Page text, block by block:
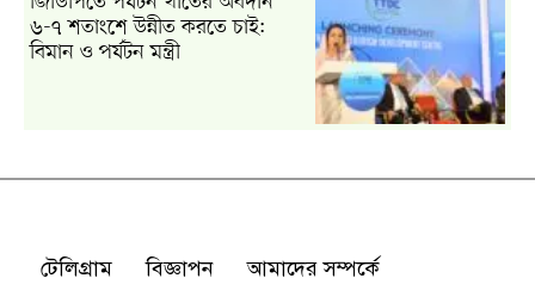
টেলিগ্রাম বিজ্ঞাপন আমাদের সম্পর্কে